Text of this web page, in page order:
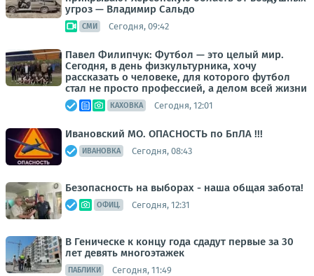
угроз — Владимир Сальдо
СМИ Сегодня, 09:42
Павел Филипчук: Футбол — это целый мир.
Сегодня, в день физкультурника, хочу
рассказать о человеке, для которого футбол
стал не просто профессией, а делом всей жизни
КАХОВКА Сегодня, 12:01
Ивановский МО. ОПАСНОСТЬ по БпЛА !!!
ИВАНОВКА Сегодня, 08:43
Безопасность на выборах - наша общая забота!
ОФИЦ. Сегодня, 12:31
В Геническе к концу года сдадут первые за 30
лет девять многоэтажек
ПАБЛИКИ Сегодня, 11:49